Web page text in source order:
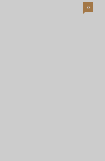
0